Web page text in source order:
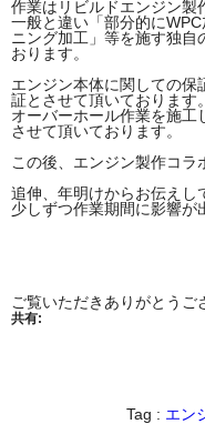
作業はリビルドエンジン製
一般と違い「部分的に
ニング加工」等を施す独自
おります。
エンジン本体に関しての
証とさせて頂いておりま
オーバーホール作業を施工
させて頂いております。
この後、エンジン製作コラ
追伸、年明けからお伝えし
少しずつ作業期間に影響が
ご覧いただきありがとうご
共有:
Tag : エン